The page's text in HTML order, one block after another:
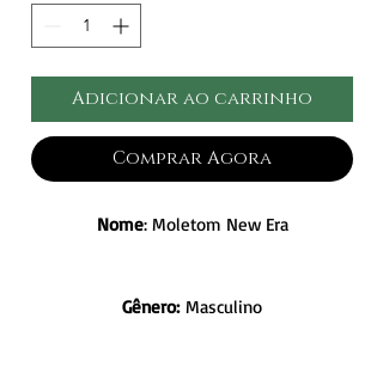
Adicionar ao carrinho
Comprar Agora
Nome: Moletom New Era
Gênero:Masculino